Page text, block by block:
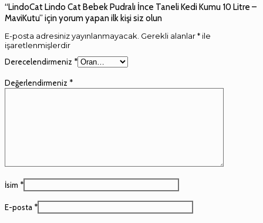
“LindoCat Lindo Cat Bebek Pudralı İnce Taneli Kedi Kumu 10 Litre –
MaviKutu” için yorum yapan ilk kişi siz olun
E-posta adresiniz yayınlanmayacak. Gerekli alanlar* ile
işaretlenmişlerdir
Derecelendirmeniz *
Değerlendirmeniz *
İsim *
E-posta *